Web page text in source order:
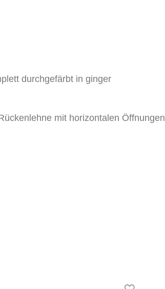
durchgefärbt in ginger
mit horizontalen Öffnungen